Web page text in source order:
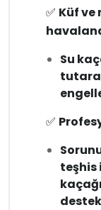
✅ Küf ve
Su
✅
teşhis
destek